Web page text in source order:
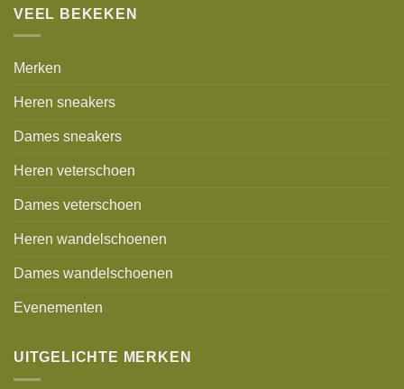
VEEL BEKEKEN
Merken
Heren sneakers
Dames sneakers
Heren veterschoen
Dames veterschoen
Heren wandelschoenen
Dames wandelschoenen
Evenementen
UITGELICHTE MERKEN